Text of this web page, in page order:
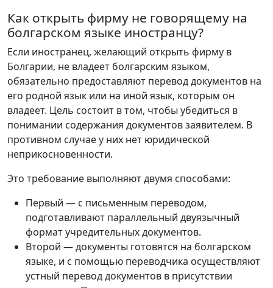
Как открыть фирму не говорящему на
болгарском языке иностранцу?
Если иностранец, желающий открыть фирму в
Болгарии, не владеет болгарским языком,
обязательно предоставляют перевод документов на
его родной язык или на иной язык, которым он
владеет. Цель состоит в том, чтобы убедиться в
понимании содержания документов заявителем. В
противном случае у них нет юридической
неприкосновенности.
Это требование выполняют двумя способами:
Первый — с письменным переводом,
подготавливают параллельный двуязычный
формат учредительных документов.
Второй — документы готовятся на болгарском
языке, и с помощью переводчика осуществляют
устный перевод документов в присутствии